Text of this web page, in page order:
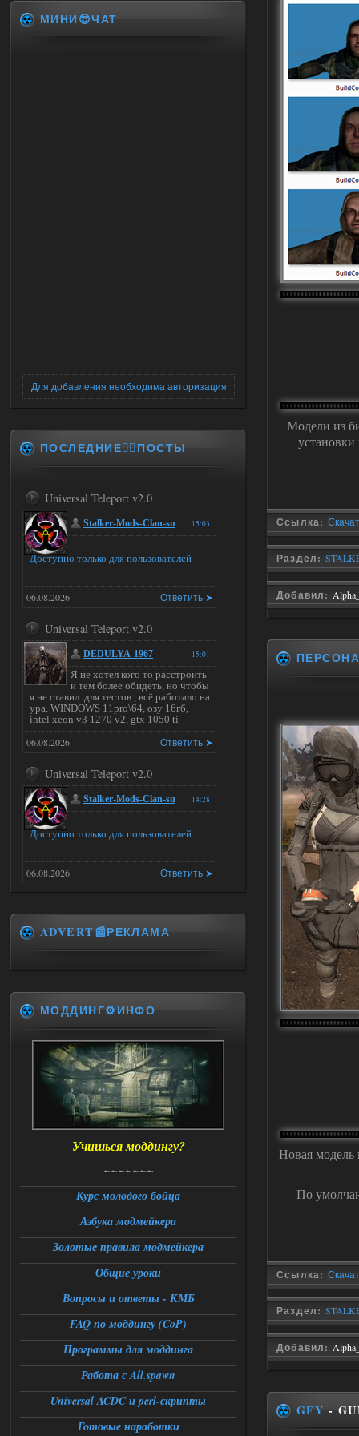
Модели из
Ссылка:
Раздел:
Добавил:
Новая
По
Ссылка:
Раздел:
Добавил:
GFY -
МИНИ😎ЧАТ
Для добавления необходима авторизация
ПОСЛЕДНИЕ✍🏻ПОСТЫ
Universal Teleport v2.0
15:03
Stalker-Mods-Clan-su
Доступно только для пользователей
Ответить ➤
06.08.2026
Universal Teleport v2.0
15:01
DEDULYA-1967
Я не хотел кого то расстроить
и тем более обидеть, но чтобы
я не ставил для тестов , всё работало на
ура. WINDOWS 11pro\64, озу 16гб,
intel xeon v3 1270 v2, gtx 1050 ti
Ответить ➤
06.08.2026
Universal Teleport v2.0
14:28
Stalker-Mods-Clan-su
Доступно только для пользователей
Ответить ➤
06.08.2026
DEDULYA-1967
06.08.2026
Universal Teleport v2.0
12:26
Stalker-Mods-Clan-su
Доступно только для пользователей
Ответить ➤
06.08.2026
DEDULYA-1967
Поставил на чистый сталкер
10006, сразу
msg_box_kicked_by_server:picture
Ответить ➤
06.08.2026
Спавнер + Правки + Античит - Dead
City Final
Stalker-Mods-Clan-su
Доступно только для пользователей
Ответить ➤
06.08.2026
ADVERT📰РЕКЛАМА
МОДДИНГ⚙️ИНФО
Учишься моддингу?
~~~~~~~
Курс молодого бойца
Азбука модмейкера
Золотые правила модмейкера
Общие уроки
Вопросы и ответы - КМБ
FAQ по моддингу (CoP)
Программы для моддинга
Работа с All.spawn
Universal ACDC и perl-скрипты
Готовые наработки